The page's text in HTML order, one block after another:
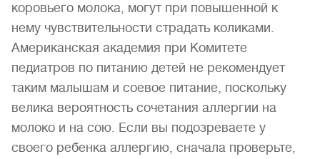
коровьего молока, могут при повышенной к
нему чувствительности страдать коликами.
Американская академия при Комитете
педиатров по питанию детей не рекомендует
таким малышам и соевое питание, поскольку
велика вероятность сочетания аллергии на
молоко и на сою. Если вы подозреваете у
своего ребенка аллергию, сначала проверьте,